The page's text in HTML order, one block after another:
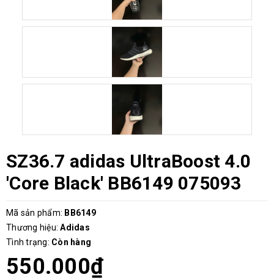
SZ36.7 adidas UltraBoost 4.0
'Core Black' BB6149 075093
Mã sản phẩm: BB6149
Thương hiệu: Adidas
Tình trạng: Còn hàng
550.000₫